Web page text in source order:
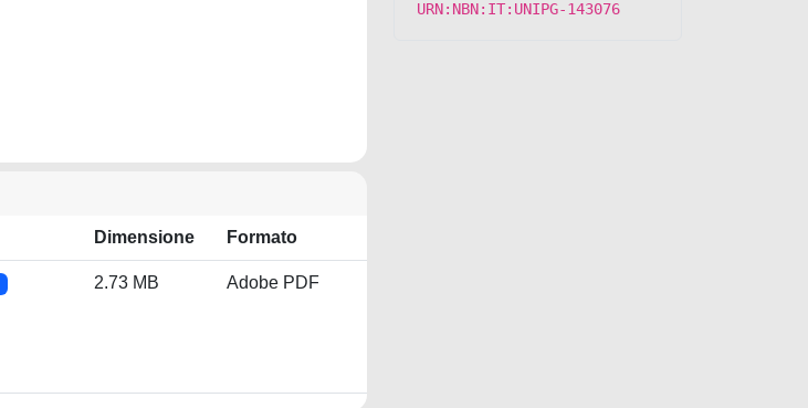
Dimensione Formato
2.73 MB Adobe PDF
URN:NBN:IT:UNIPG-143076